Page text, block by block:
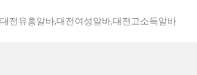
전유흥알바,대전여성알바,대전고소득알바